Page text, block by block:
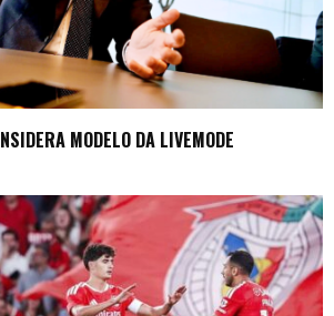
MODELO DA LIVEMODE